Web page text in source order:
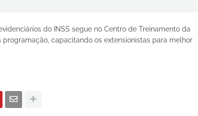
do INSS segue no Centro de Treinamento da
programação, capacitando os extensionistas para melhor